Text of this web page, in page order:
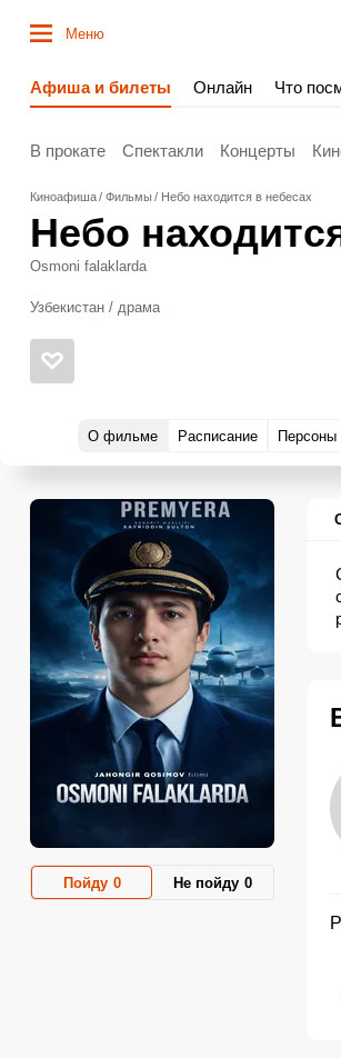
Меню
Афиша и билеты Онлайн Что
В прокате Спектакли Концерты
Киноафиша Фильмы Небо находится в небесах
Небо
Osmoni falaklarda
Узбекистан / драма
О фильме Расписание Персоны
Пойду 0 Не пойду 0